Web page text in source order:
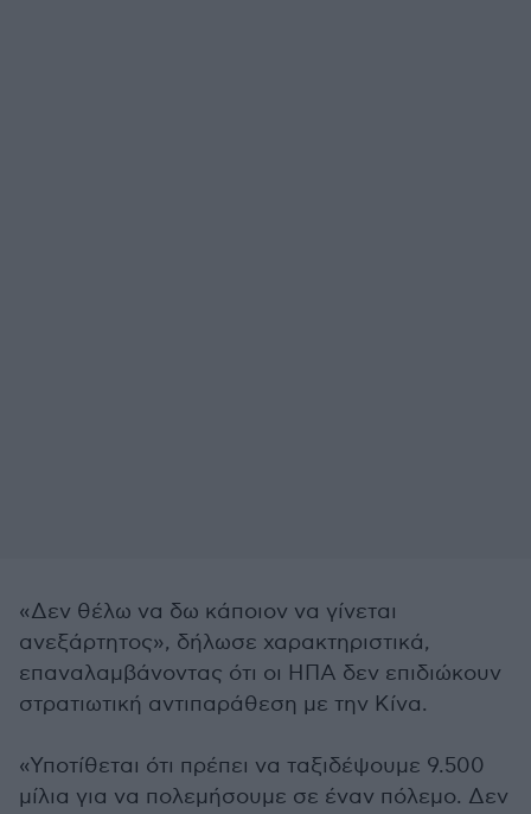
«Δεν θέλω να δω κάποιον να γίνεται
ανεξάρτητος», δήλωσε χαρακτηριστικά,
επαναλαμβάνοντας ότι οι ΗΠΑ δεν επιδιώκουν
στρατιωτική αντιπαράθεση με την Κίνα.
«Υποτίθεται ότι πρέπει να ταξιδέψουμε 9.500
μίλια για να πολεμήσουμε σε έναν πόλεμο. Δεν